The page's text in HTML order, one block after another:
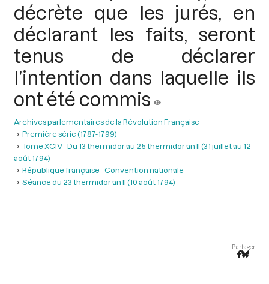
décrète que les jurés, en
déclarant les faits, seront
tenus de déclarer
l’intention dans laquelle ils
ont été commis
Archives parlementaires de la Révolution Française
Première série (1787-1799)
Tome XCIV - Du 13 thermidor au 25 thermidor an II (31 juillet au 12
août 1794)
République française - Convention nationale
Séance du 23 thermidor an II (10 août 1794)
Partager